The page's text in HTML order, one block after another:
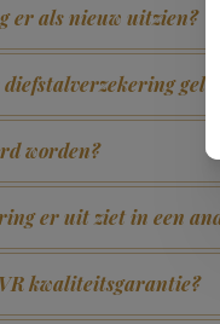
er als nieuw uitzien?
worden?
er uit ziet in een
kwaliteitsgarantie?